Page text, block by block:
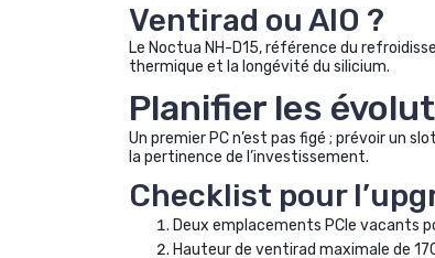
Ventirad ou AIO ?
Le Noctua NH-D15, référence du
thermique et la longévité du silicium.
Planifier les
Un premier PC n’est pas figé ; prévoir un
la pertinence de l’investissement.
Checklist pour
Deux emplacements PCIe vacants
Hauteur de ventirad maximale de